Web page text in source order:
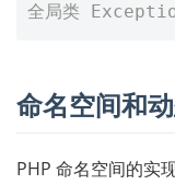
全局类
命名空间和
PHP 命名空间的实